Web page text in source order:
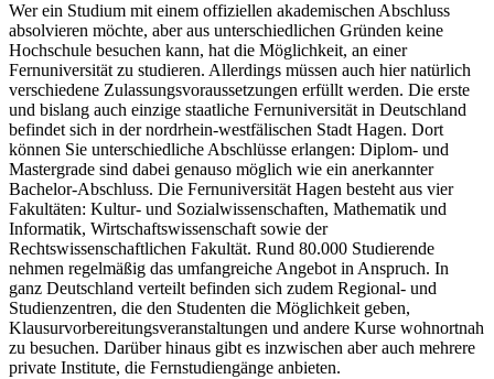
Wer ein Studium mit einem offiziellen akademischen Abschluss
absolvieren möchte, aber aus unterschiedlichen Gründen keine
Hochschule besuchen kann, hat die Möglichkeit, an einer
Fernuniversität zu studieren. Allerdings müssen auch hier natürlich
verschiedene Zulassungsvoraussetzungen erfüllt werden. Die erste
und bislang auch einzige staatliche Fernuniversität in Deutschland
befindet sich in der nordrhein-westfälischen Stadt Hagen. Dort
können Sie unterschiedliche Abschlüsse erlangen: Diplom- und
Mastergrade sind dabei genauso möglich wie ein anerkannter
Bachelor-Abschluss. Die Fernuniversität Hagen besteht aus vier
Fakultäten: Kultur- und Sozialwissenschaften, Mathematik und
Informatik, Wirtschaftswissenschaft sowie der
Rechtswissenschaftlichen Fakultät. Rund 80.000 Studierende
nehmen regelmäßig das umfangreiche Angebot in Anspruch. In
ganz Deutschland verteilt befinden sich zudem Regional- und
Studienzentren, die den Studenten die Möglichkeit geben,
Klausurvorbereitungsveranstaltungen und andere Kurse wohnortnah
zu besuchen. Darüber hinaus gibt es inzwischen aber auch mehrere
private Institute, die Fernstudiengänge anbieten.